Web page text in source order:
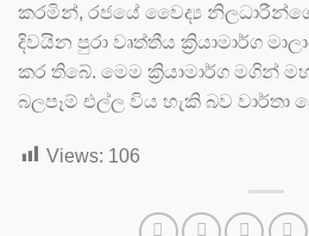
කරමින්, රජයේ වෛද්‍ය නිලධාරීන්ගේ
දිවයින පුරා වෘත්තීය ක්‍රියාමාර්ග
කර තිබේ. මෙම ක්‍රියාමාර්ග මගින්
බලපෑම් එල්ල විය හැකි බව වාර්තා
Views: 106